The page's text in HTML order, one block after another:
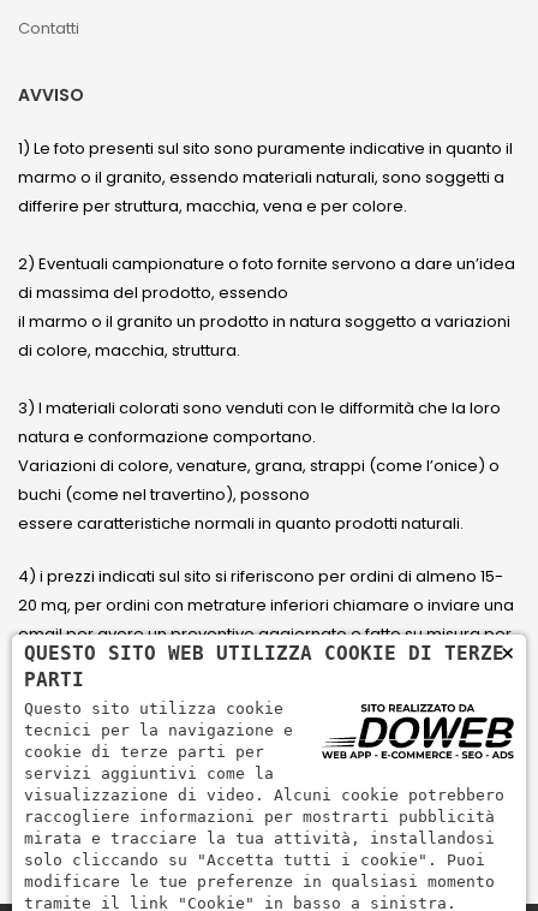
Contatti
AVVISO
1) Le foto presenti sul sito sono puramente indicative in quanto il
marmo o il granito, essendo materiali naturali, sono soggetti a
differire per struttura, macchia, vena e per colore.
2) Eventuali campionature o foto fornite servono a dare un’idea
di massima del prodotto, essendo
il marmo o il granito un prodotto in natura soggetto a variazioni
di colore, macchia, struttura.
3) I materiali colorati sono venduti con le difformità che la loro
natura e conformazione comportano.
Variazioni di colore, venature, grana, strappi (come l’onice) o
buchi (come nel travertino), possono
essere caratteristiche normali in quanto prodotti naturali.
4) i prezzi indicati sul sito si riferiscono per ordini di almeno 15-
20 mq, per ordini con metrature inferiori chiamare o inviare una
email per avere un preventivo aggiornato e fatto su misura per
il cliente.
5) Paga con Carta di credito Visa, Visa Electron, Maestro,
Mastercard tramite il circuito PayPal. PayPal serve per pagare,
inviare denaro e accettare pagamenti in modo rapido,
semplice e sicuro.
×
QUESTO SITO WEB UTILIZZA COOKIE DI TERZE
PARTI
Questo sito utilizza cookie
tecnici per la navigazione e
cookie di terze parti per
servizi aggiuntivi come la
visualizzazione di video. Alcuni cookie potrebbero
raccogliere informazioni per mostrarti pubblicità
mirata e tracciare la tua attività, installandosi
solo cliccando su "Accetta tutti i cookie". Puoi
modificare le tue preferenze in qualsiasi momento
tramite il link "Cookie" in basso a sinistra.